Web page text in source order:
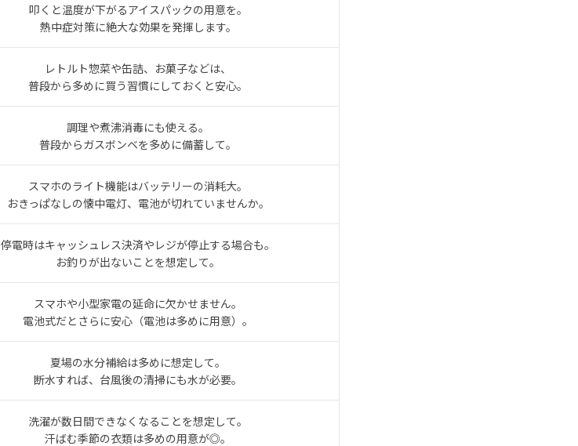
叩くと温度が下がるアイスパックの用意を。
熱中症対策に絶大な効果を発揮します。
レトルト惣菜や缶詰、お菓子などは、
普段から多めに買う習慣にしておくと安心。
調理や煮沸消毒にも使える。
普段からガスボンベを多めに備蓄して。
スマホのライト機能はバッテリーの消耗大。
おきっぱなしの懐中電灯、電池が切れていませんか。
停電時はキャッシュレス決済やレジが停止する場合も。
お釣りが出ないことを想定して。
スマホや小型家電の延命に欠かせません。
電池式だとさらに安心（電池は多めに用意）。
夏場の水分補給は多めに想定して。
断水すれば、台風後の清掃にも水が必要。
洗濯が数日間できなくなることを想定して。
汗ばむ季節の衣類は多めの用意が◎。